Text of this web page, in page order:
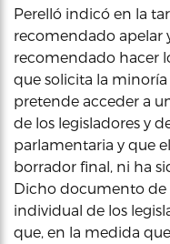
Perelló indicó en la
recomendado apelar
recomendado hacer
que solicita la
pretende acceder a
de los legisladores y
parlamentaria y que
borrador final, ni ha
Dicho documento de
individual de los
que, en la medida